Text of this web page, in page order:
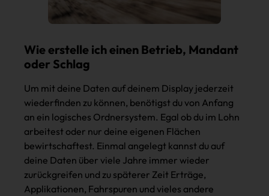
Wie erstelle ich einen Betrieb, Mandant
oder Schlag
Um mit deine Daten auf deinem Display jederzeit
wiederfinden zu können, benötigst du von Anfang
an ein logisches Ordnersystem. Egal ob du im Lohn
arbeitest oder nur deine eigenen Flächen
bewirtschaftest. Einmal angelegt kannst du auf
deine Daten über viele Jahre immer wieder
zurückgreifen und zu späterer Zeit Erträge,
Applikationen, Fahrspuren und vieles andere